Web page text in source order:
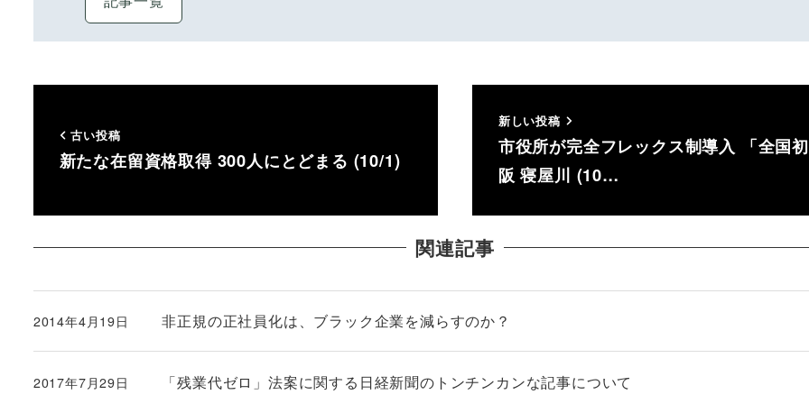
古い投稿
新たな在留資格取得 300人にとどまる (10/1)
新しい投稿
市役所が完全フレックス制導入 「全国
阪 寝屋川 (10…
関連記事
非正規の正社員化は、ブラック企業を減らすのか？
投稿日
2014年4月19日
「残業代ゼロ」法案に関する日経新聞のトンチンカンな記事について
投稿日
2017年7月29日